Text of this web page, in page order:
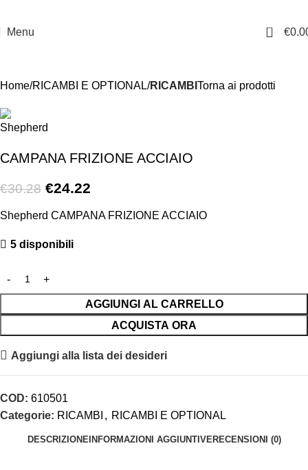
Menu 0 €
Home RICAMBI E OPTIONAL RICAMBI Torna ai prodotti
CAMPANA FRIZIONE ACCIAIO
€30.28 €24.22
Shepherd CAMPANA FRIZIONE ACCIAIO
5 disponibili
AGGIUNGI AL CARRELLO
ACQUISTA ORA
Aggiungi alla lista dei desideri
COD: 610501
Categorie: RICAMBI , RICAMBI E OPTIONAL
DESCRIZIONEINFORMAZIONI AGGIUNTIVERECENSIONI (0)